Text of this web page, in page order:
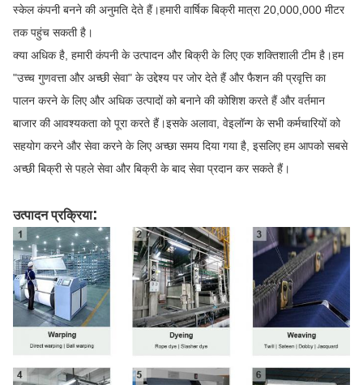
स्केल कंपनी बनने की अनुमति देते हैं।हमारी वार्षिक बिक्री मात्रा 20,000,000 मीटर
तक पहुंच सकती है।
क्या अधिक है, हमारी कंपनी के उत्पादन और बिक्री के लिए एक शक्तिशाली टीम है।हम
"उच्च गुणवत्ता और अच्छी सेवा" के उद्देश्य पर जोर देते हैं और फैशन की प्रवृत्ति का
पालन करने के लिए और अधिक उत्पादों को बनाने की कोशिश करते हैं और वर्तमान
बाजार की आवश्यकता को पूरा करते हैं।इसके अलावा, वेइलॉन्ग के सभी कर्मचारियों को
सहयोग करने और सेवा करने के लिए अच्छा समय दिया गया है, इसलिए हम आपको सबसे
अच्छी बिक्री से पहले सेवा और बिक्री के बाद सेवा प्रदान कर सकते हैं।
उत्पादन प्रक्रिया: